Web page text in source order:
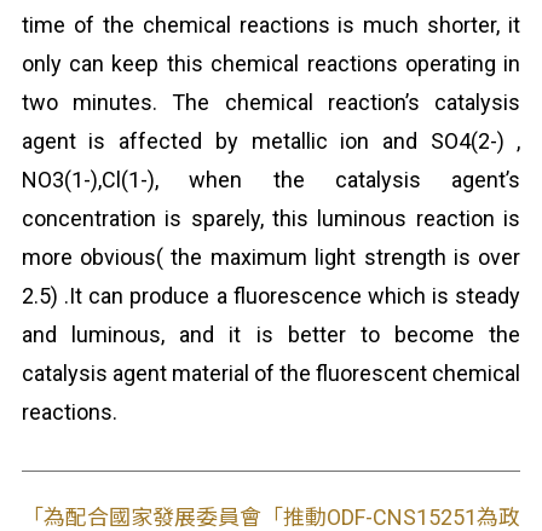
time of the chemical reactions is much shorter, it
only can keep this chemical reactions operating in
two minutes. The chemical reaction’s catalysis
agent is affected by metallic ion and SO4(2-) ,
NO3(1-),Cl (1-), when the catalysis agent’s
concentration is sparely, this luminous reaction is
more obvious( the maximum light strength is over
2.5) .It can produce a fluorescence which is steady
and luminous, and it is better to become the
catalysis agent material of the fluorescent chemical
reactions.
「為配合國家發展委員會「推動ODF-CNS15251為政